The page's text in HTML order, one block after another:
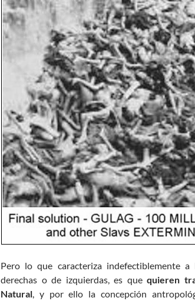
Pero lo que caracteriza indefectiblemente a
derechas o de izquierdas, es quequieren
Natural, y por ello la concepción